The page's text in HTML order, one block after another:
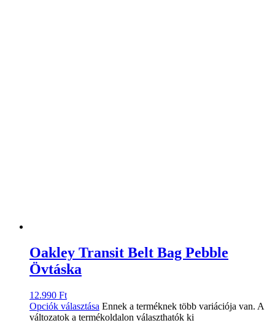
Oakley Transit Belt Bag Pebble
Övtáska
12.990 Ft
Opciók választása Ennek a terméknek több variációja van. A
változatok a termékoldalon választhatók ki